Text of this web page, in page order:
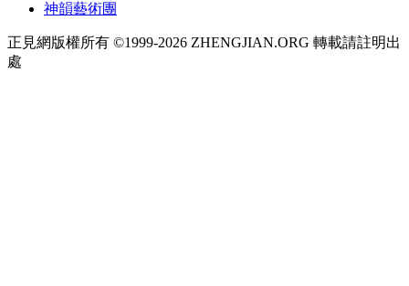
神韻藝術團
正見網版權所有 ©1999-2026 ZHENGJIAN.ORG 轉載請註明出
處